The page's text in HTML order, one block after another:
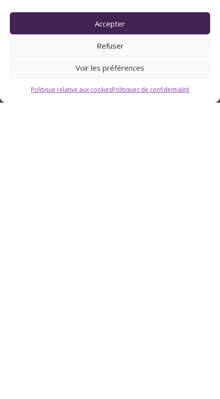
Accepter
Refuser
Voir les préférences
Politique relative aux cookiesPolitiques de confidentialité
Du lundi au vendredi : 9h-12h / 13h-18h